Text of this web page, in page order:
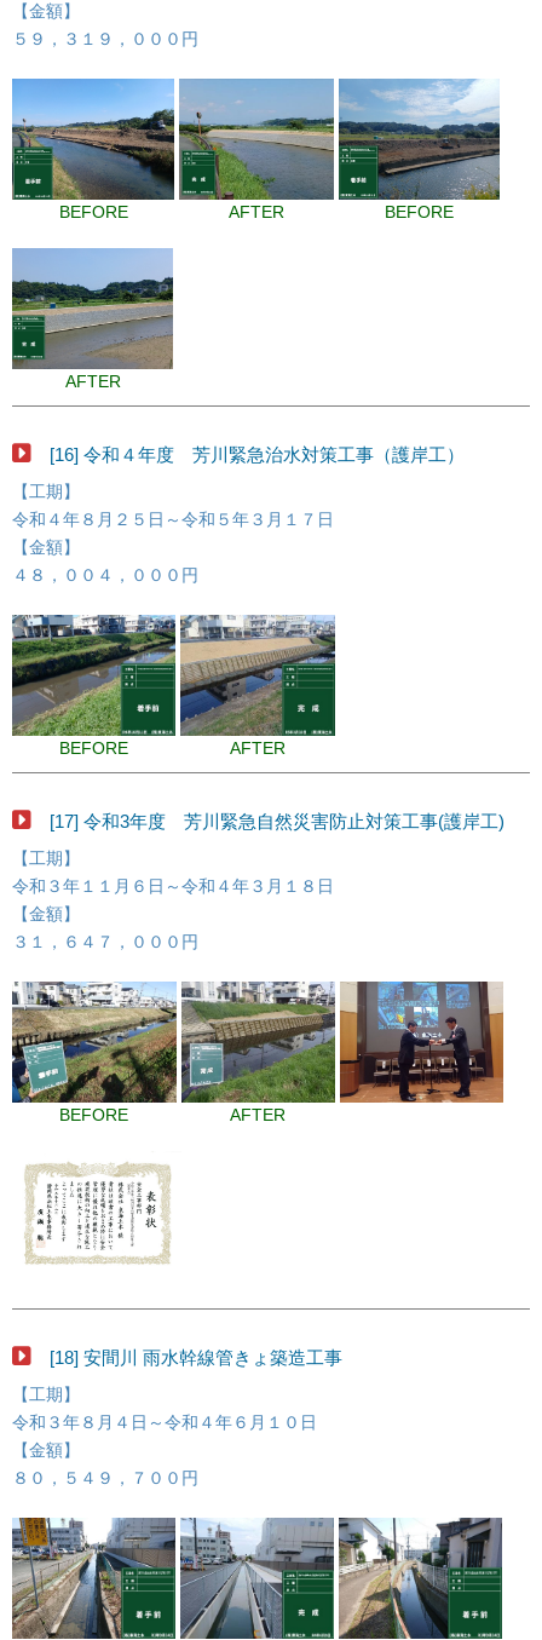
【金額】
５９，３１９，０００円
BEFORE AFTER BEFORE
AFTER
[16] 令和４年度 芳川緊急治水対策工事（護岸工）
【工期】
令和４年８月２５日～令和５年３月１７日
【金額】
４８，００４，０００円
BEFORE AFTER
[17] 令和3年度 芳川緊急自然災害防止対策工事(護岸工)
【工期】
令和３年１１月６日～令和４年３月１８日
【金額】
３１，６４７，０００円
BEFORE AFTER
[18] 安間川 雨水幹線管きょ築造工事
【工期】
令和３年８月４日～令和４年６月１０日
【金額】
８０，５４９，７００円